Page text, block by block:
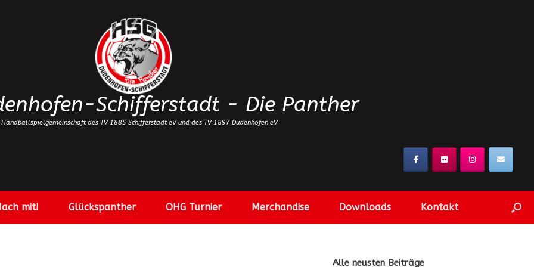
Schifferstadt - Die Panther
Handballspielgemeinschaft des TV 1885 Schifferstadt eV und des TV 1897 Dudenhofen eV
mit! Glückspanther OHG Turnier Merchandise Downloads Kontakt
Alle neusten Beiträge